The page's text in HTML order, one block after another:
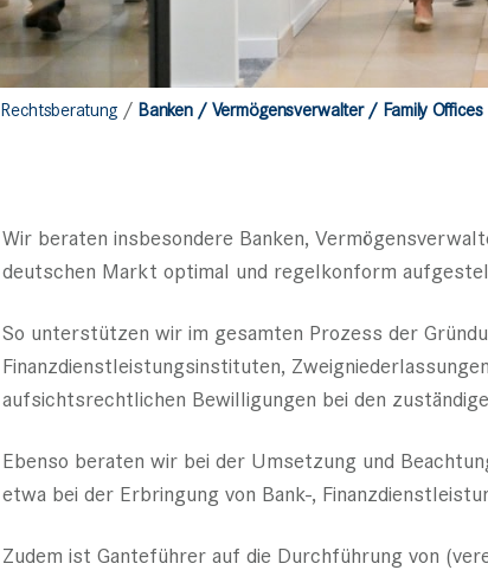
Rechtsberatung / Banken / Vermögens­verwalter / Family Offices
Wir beraten insbesondere Banken,
deutschen Markt optimal und regelkonform
So unterstützen wir im gesamten Prozess der
Finanzdienstleistungsinstituten,
aufsichtsrechtlichen Bewilligungen bei den
Ebenso beraten wir bei der Umsetzung und
etwa bei der Erbringung von Bank-,
Zudem ist Ganteführer auf die Durchführung von